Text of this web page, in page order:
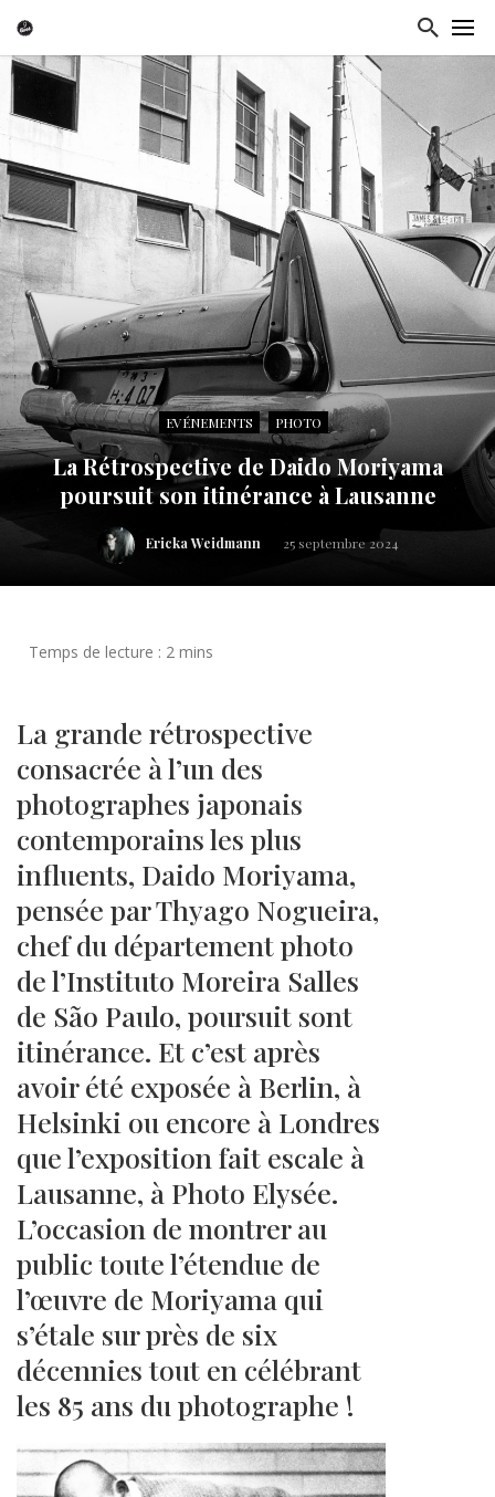
EVÉNEMENTS PHOTO
La Rétrospective de Daido Moriyama
poursuit son itinérance à Lausanne
Ericka Weidmann 25 septembre 2024
La grande rétrospective
consacrée à l’un des
photographes japonais
contemporains les plus
influents, Daido Moriyama,
pensée par Thyago Nogueira,
chef du département photo
de l’Instituto Moreira Salles
de São Paulo, poursuit sont
itinérance. Et c’est après
avoir été exposée à Berlin, à
Helsinki ou encore à Londres
que l’exposition fait escale à
Lausanne, à Photo Elysée.
L’occasion de montrer au
public toute l’étendue de
l’œuvre de Moriyama qui
s’étale sur près de six
décennies tout en célébrant
les 85 ans du photographe !